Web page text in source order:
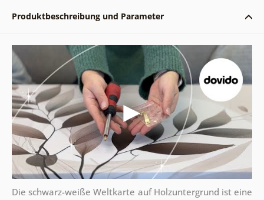
Produktbeschreibung und Parameter
Die schwarz-weiße Weltkarte auf Holzuntergrund ist eine